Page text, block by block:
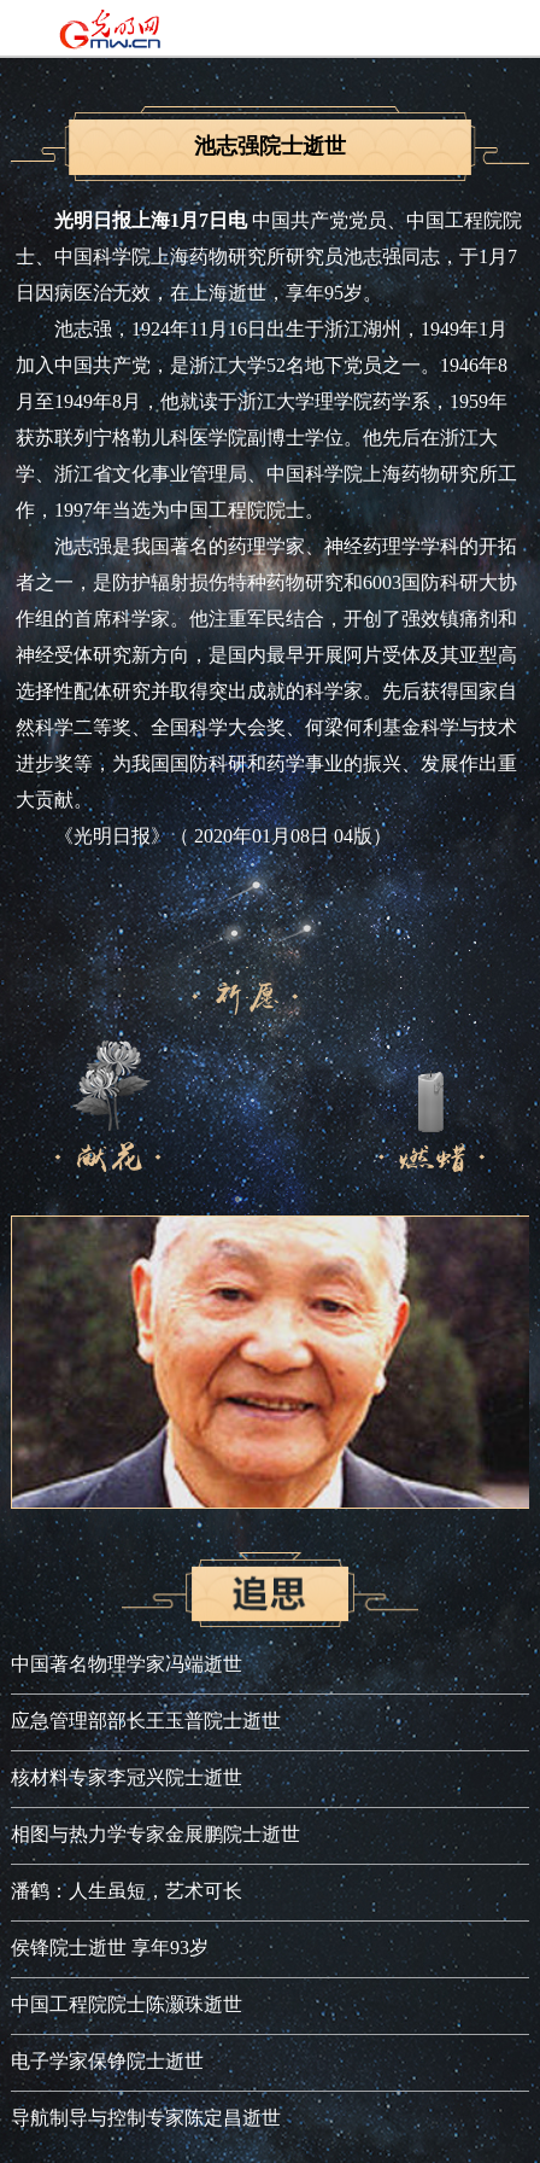
池志强院士逝世
光明日报上海1月7日电中国共产党党员、中国工程院院
士、中国科学院上海药物研究所研究员池志强同志，于1月7
日因病医治无效，在上海逝世，享年95岁。
池志强，1924年11月16日出生于浙江湖州，1949年1月
加入中国共产党，是浙江大学52名地下党员之一。1946年8
月至1949年8月，他就读于浙江大学理学院药学系，1959年
获苏联列宁格勒儿科医学院副博士学位。他先后在浙江大
学、浙江省文化事业管理局、中国科学院上海药物研究所工
作，1997年当选为中国工程院院士。
池志强是我国著名的药理学家、神经药理学学科的开拓
者之一，是防护辐射损伤特种药物研究和6003国防科研大协
作组的首席科学家。他注重军民结合，开创了强效镇痛剂和
神经受体研究新方向，是国内最早开展阿片受体及其亚型高
选择性配体研究并取得突出成就的科学家。先后获得国家自
然科学二等奖、全国科学大会奖、何梁何利基金科学与技术
进步奖等，为我国国防科研和药学事业的振兴、发展作出重
大贡献。
《光明日报》（ 2020年01月08日 04版）
中国著名物理学家冯端逝世
应急管理部部长王玉普院士逝世
核材料专家李冠兴院士逝世
相图与热力学专家金展鹏院士逝世
潘鹤：人生虽短，艺术可长
侯锋院士逝世 享年93岁
中国工程院院士陈灏珠逝世
电子学家保铮院士逝世
导航制导与控制专家陈定昌逝世